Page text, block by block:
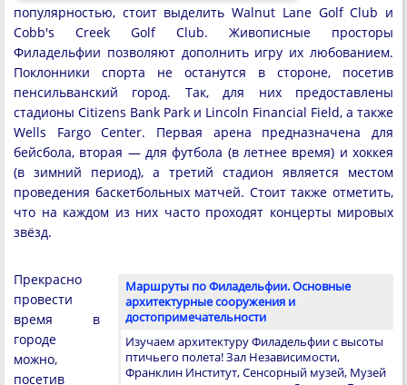
популярностью, стоит выделить Walnut Lane Golf Club и
Cobb's Creek Golf Club. Живописные просторы
Филадельфии позволяют дополнить игру их любованием.
Поклонники спорта не останутся в стороне, посетив
пенсильванский город. Так, для них предоставлены
стадионы Citizens Bank Park и Lincoln Financial Field, а также
Wells Fargo Center. Первая арена предназначена для
бейсбола, вторая — для футбола (в летнее время) и хоккея
(в зимний период), а третий стадион является местом
проведения баскетбольных матчей. Стоит также отметить,
что на каждом из них часто проходят концерты мировых
звёзд.
Маршруты по Филадельфии. Основные
архитектурные сооружения и
достопримечательности
Изучаем архитектуру Филадельфии с высоты
птичьего полета! Зал Независимости,
Франклин Институт, Сенсорный музей, Музей
Прекрасно
провести
время в
городе
можно,
посетив